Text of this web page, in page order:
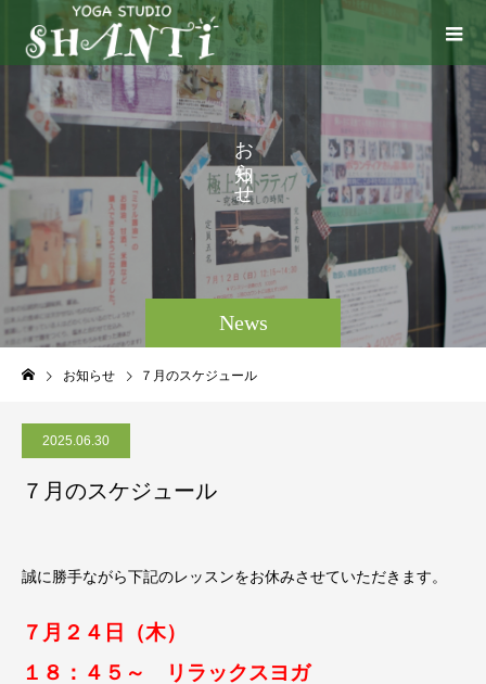
News
お
ら
せ
。
お知らせ ７月のスケジュール
2025.06.30
７月のスケジュール
誠に勝手ながら下記のレッスンをお休みさせていただきます。
７月２４日（木）
１８：４５～ リラックスヨガ